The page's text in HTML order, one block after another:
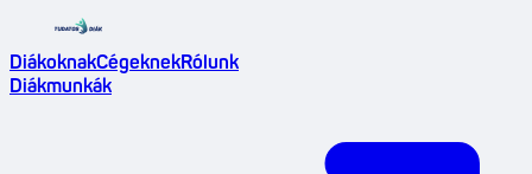
DiákoknakCégeknekRólunk
Diákmunkák